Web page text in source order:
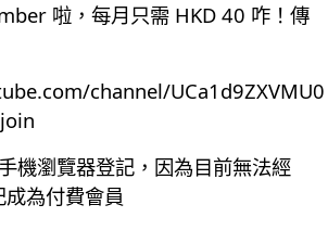
啦，每月只需 HKD 40 咋！傳
channel/UCa1d9ZXVMU0
機瀏覽器登記，因為目前無法經
為付費會員